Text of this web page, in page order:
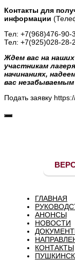
Контакты для
информации
Тел: +7(968)476-90-
Тел: +7(925)028-28-
Ждем вас на
участникам
начинаниях,
вас
Подать заявку
ГЛАВНАЯ
АНОНСЫ
НОВОСТИ
КОНТАКТЫ